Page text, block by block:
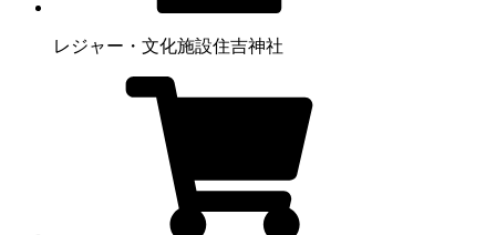
レジャー・文化施設住吉神社